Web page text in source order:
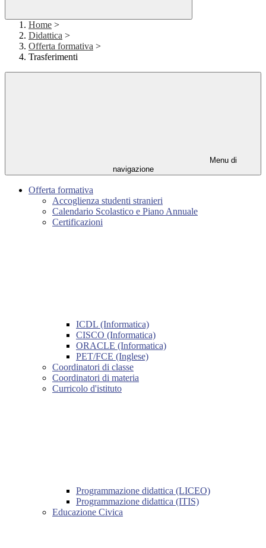
Home >
Didattica >
Offerta formativa >
Trasferimenti
Menu di
navigazione
Offerta formativa
Accoglienza studenti stranieri
Calendario Scolastico e Piano Annuale
Certificazioni
ICDL (Informatica)
CISCO (Informatica)
ORACLE (Informatica)
PET/FCE (Inglese)
Coordinatori di classe
Coordinatori di materia
Curricolo d'istituto
Programmazione didattica (LICEO)
Programmazione didattica (ITIS)
Educazione Civica